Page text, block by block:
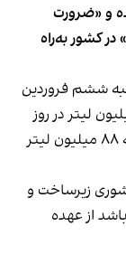
رسیده و «ضرورت
کشور به‌راه
ششم فروردین
بنزین امروز در کشور به ۱۴۴ میلیون لیتر در روز
رسیده است، این میزان مصرف در سال گذشته ۸۸ میلیون لیتر
زیرساخت و
از عهده